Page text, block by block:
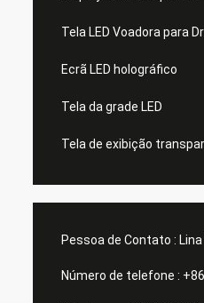
Tela LED Voadora para
Ecrã LED holográfico
Tela da grade LED
Tela de exibição
Pessoa de Contato :
Número de telefone :